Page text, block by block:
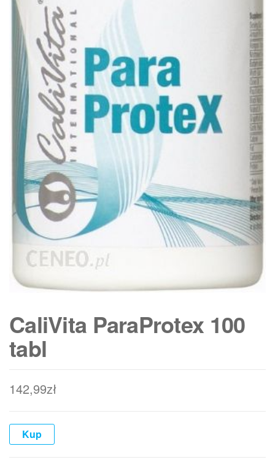
CaliVita ParaProtex 100
tabl
142,99zł
Kup